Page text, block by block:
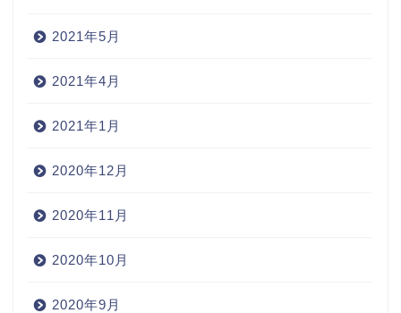
2021年5月
2021年4月
2021年1月
2020年12月
2020年11月
2020年10月
2020年9月